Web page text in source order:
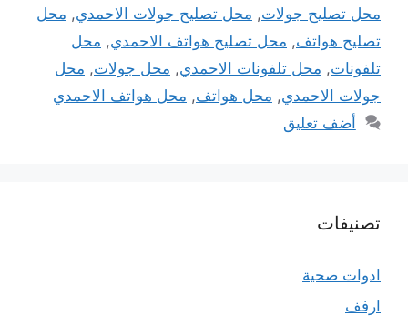
محل تصليح جولات, محل تصليح جولات الاحمدي, محل
تصليح هواتف, محل تصليح هواتف الاحمدي, محل
تلفونات, محل تلفونات الاحمدي, محل جولات, محل
جولات الاحمدي, محل هواتف, محل هواتف الاحمدي
أضف تعليق
تصنيفات
ادوات صحية
ارفف